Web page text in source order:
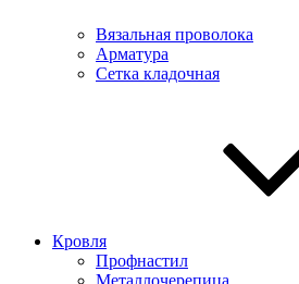
Вязальная проволока
Арматура
Сетка кладочная
Кровля
Профнастил
Металлочерепица